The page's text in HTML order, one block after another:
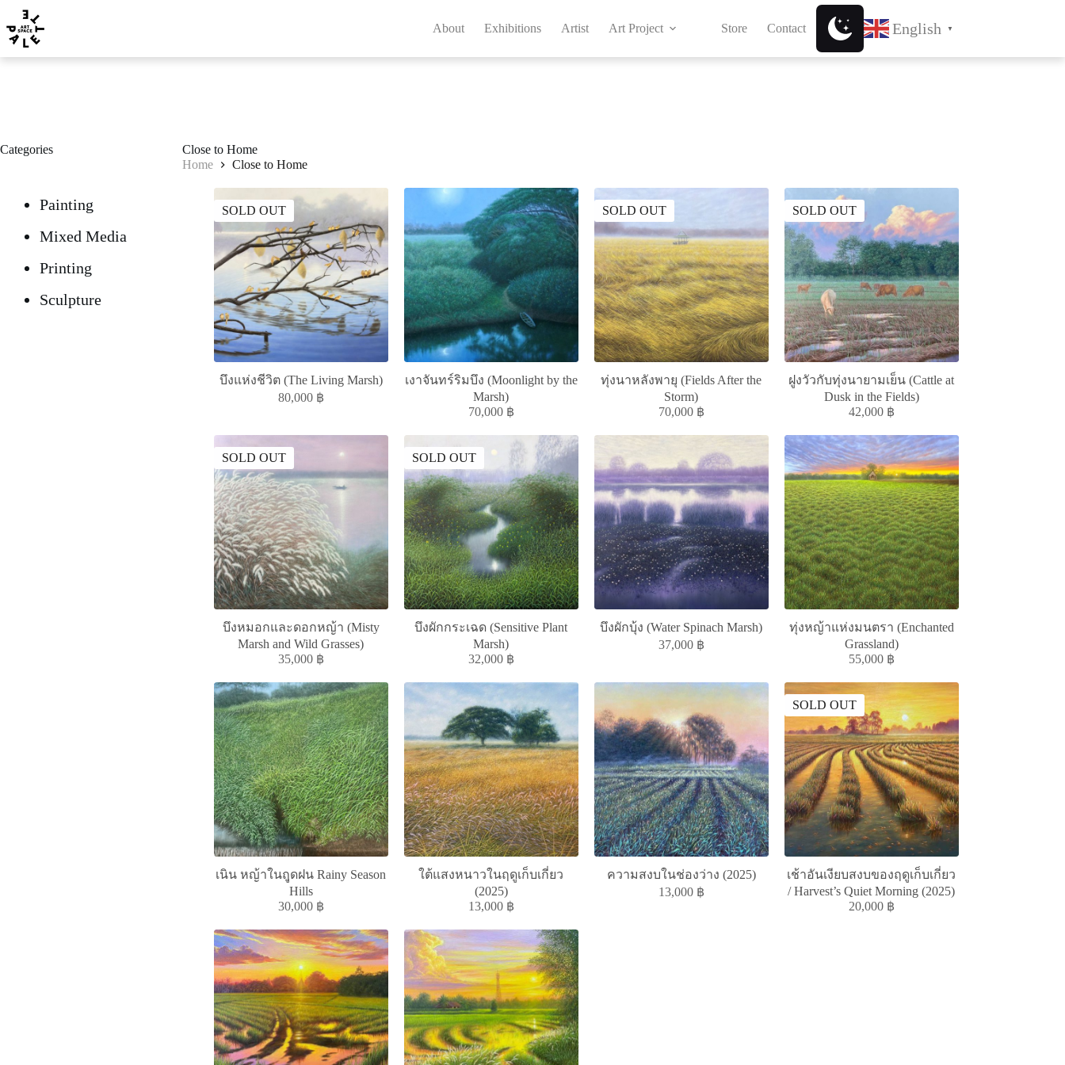
About Exhibitions Artist Art Project Store Contact English ▼
Close to Home
Home
Close to Home
SOLD OUT
บึงแห่งชีวิต (The Living Marsh)
80,000 ฿
เงาจันทร์ริมบึง (Moonlight by the
Marsh)
70,000 ฿
SOLD OUT
ทุ่งนาหลังพายุ (Fields After the
Storm)
70,000 ฿
SOLD OUT
ฝูงวัวกับทุ่งนายามเย็น (Cattle at
Dusk in the Fields)
42,000 ฿
SOLD OUT
บึงหมอกและดอกหญ้า (Misty
Marsh and Wild Grasses)
35,000 ฿
SOLD OUT
บึงผักกระเฉด (Sensitive Plant
Marsh)
32,000 ฿
บึงผักบุ้ง (Water Spinach Marsh)
37,000 ฿
ทุ่งหญ้าแห่งมนตรา (Enchanted
Grassland)
55,000 ฿
เนิน หญ้าในฤูดฝน Rainy Season
Hills
30,000 ฿
ใต้แสงหนาวในฤดูเก็บเกี่ยว
(2025)
13,000 ฿
ความสงบในช่องว่าง (2025)
13,000 ฿
SOLD OUT
เช้าอันเงียบสงบของฤดูเก็บเกี่ยว
/ Harvest’s Quiet Morning (2025)
20,000 ฿
Categories
Painting
Mixed Media
Printing
Sculpture